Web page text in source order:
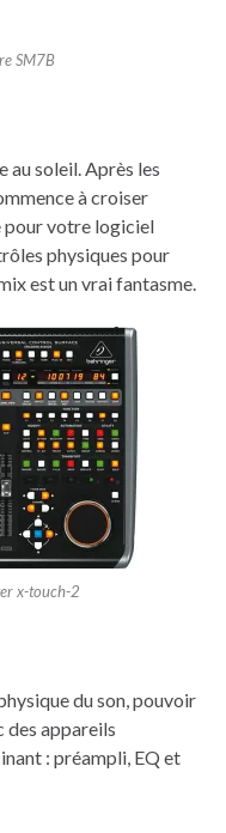
SM7B
au soleil. Après les
à croiser
pour votre logiciel
physiques pour
est un vrai fantasme.
x-touch-2
du son, pouvoir
des appareils
: préampli, EQ et